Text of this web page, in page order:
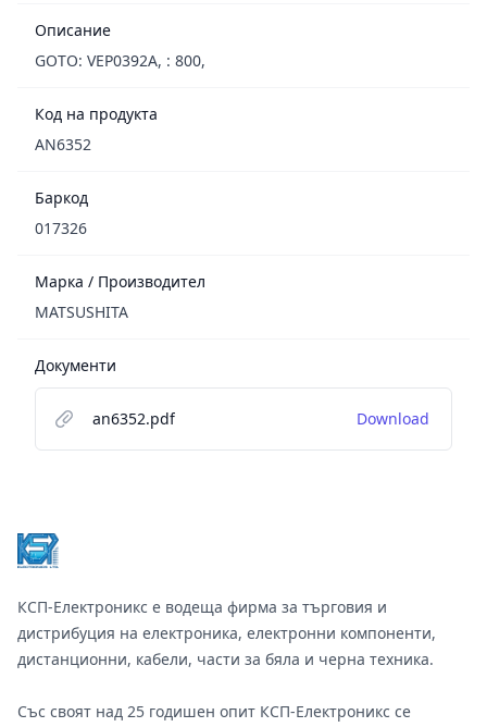
Описание
GOTO: VEP0392A, : 800,
Код на продукта
AN6352
Баркод
017326
Марка / Производител
MATSUSHITA
Документи
an6352.pdf Download
КСП-Електроникс е водеща фирма за търговия и
дистрибуция на електроника, електронни компоненти,
дистанционни, кабели, части за бяла и черна техника.
Със своят над 25 годишен опит КСП-Електроникс се